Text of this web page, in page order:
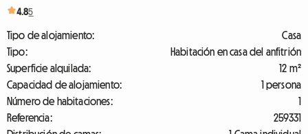
4.85
Tipo de alojamiento:
Casa
Tipo:
Habitación en casa del anfitrión
Superficie alquilada:
12 m²
Capacidad de alojamiento:
1 persona
Número de habitaciones:
1
Referencia:
259331